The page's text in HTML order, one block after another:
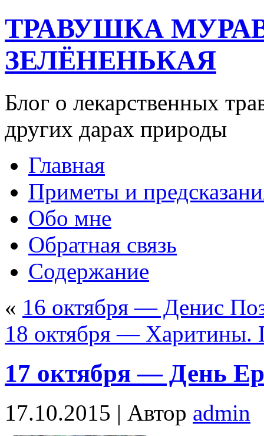
ТРАВУШКА
ЗЕЛЁНЕНЬКАЯ
Блог о лекарственных
других дарах природы
Главная
Приметы и
Обо мне
Обратная связь
Содержание
« 16 октября — Денис
18 октября — Харитины.
17 октября — День
17.10.2015 | Автор admin